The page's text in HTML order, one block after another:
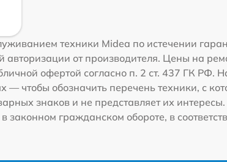
техники Midea по истечении
от производителя. Цены на
офертой согласно п. 2 ст. 437 ГК РФ.
чтобы обозначить перечень техники, с
знаков и не представляет их
законном гражданском обороте, в